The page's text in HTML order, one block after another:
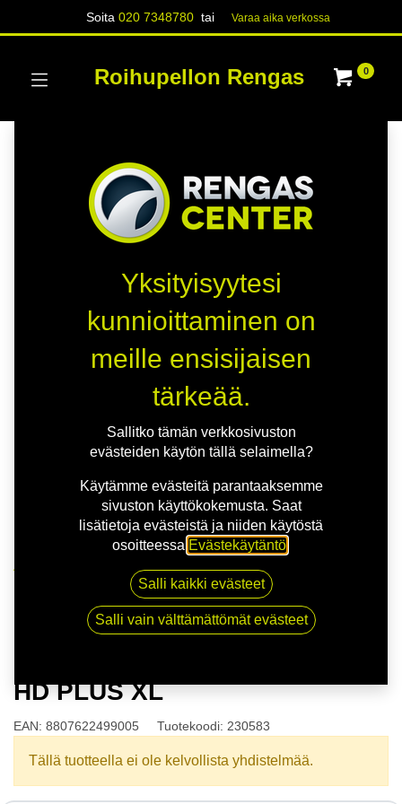
Soita020 7348780 tai Varaa aika verk​​​​ossa
Roihupellon Rengas 0
175/65R14 86T NEXEN N BLUE HD PLUS XL
HD PLUS XL
EAN: 8807622499005 Tuotekoodi: 230583
Tällä tuotteella ei ole kelvollista yhdistelmää.
Yksityisyytesi
kunnioittaminen on
meille ensisijaisen
tärkeää.
Sallitko tämän verkkosivuston
evästeiden käytön tällä selaimella?
Käytämme evästeitä parantaaksemme
sivuston käyttökokemusta. Saat
lisätietoja evästeistä ja niiden käytöstä
osoitteessa Evästekäytäntö
Salli kaikki evästeet
Salli vain välttämättömät evästeet